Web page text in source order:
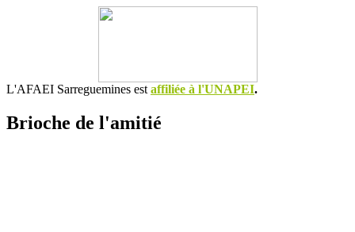
L'AFAEI Sarreguemines est affiliée à l'UNAPEI.
Brioche de l'amitié